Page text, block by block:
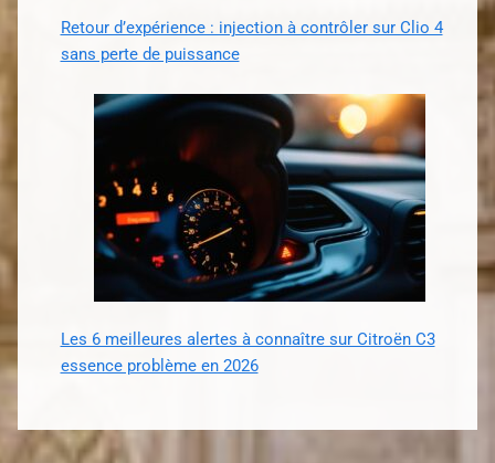
Retour d’expérience : injection à contrôler sur Clio 4
sans perte de puissance
Les 6 meilleures alertes à connaître sur Citroën C3
essence problème en 2026